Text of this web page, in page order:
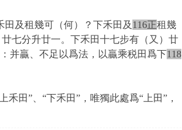
及租幾可（何）？下禾田及 116正租幾
七分升廿一。下禾田十七步有（又）廿
并贏、不足以爲法，以贏乘税田爲下118
田”、“下禾田”，唯獨此處爲“上田”，